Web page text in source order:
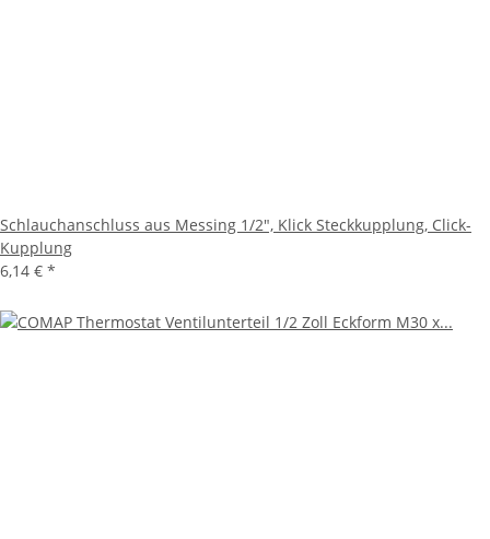
Schlauchanschluss aus Messing 1/2", Klick Steckkupplung, Click-
Kupplung
6,14 € *